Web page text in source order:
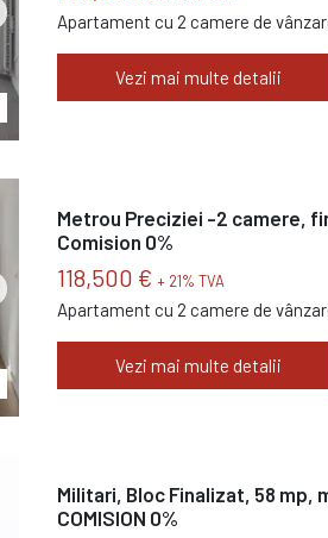
Apartament cu 2 camere de
Vezi mai multe detalii
Metrou Preciziei -2 camere,
Comision 0%
118,500 € + 21% TVA
Apartament cu 2 camere de
Vezi mai multe detalii
Militari, Bloc Finalizat, 58 mp,
COMISION 0%